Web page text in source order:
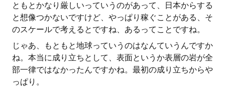
ともとかなり厳しいっていうのがあって、日本からする
と想像つかないですけど、やっぱり稼ぐことがある、そ
のスケールで考えるとですね、あるってことですね。
じゃあ、もともと地球っていうのはなんていうんですか
ね。本当に成り立ちとして、表面というか表層の岩が全
部一律ではなかったんですかね。最初の成り立ちからや
っぱり。